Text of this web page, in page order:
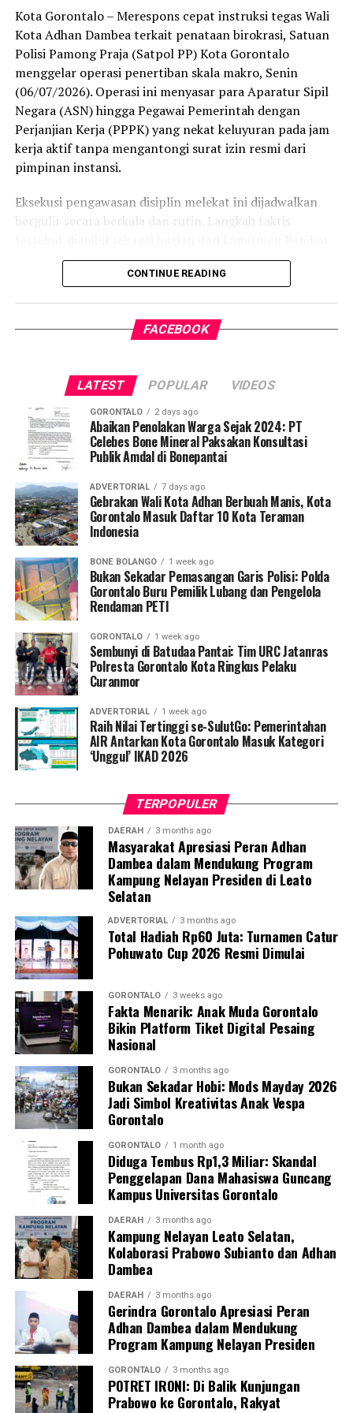
satu-satunya daerah di wilayah tersebut yang
menembus kategori “Unggul”. Sementara kabupaten lain
di Gorontalo masih berada pada kategori “Berkembang”
hingga menuju “Unggul”.
“Alhamdulillah, nilai IKAD Kota Gorontalo tercatat yang
tertinggi di kawasan SulutGo sebagaimana dipaparkan
dalam Rakorwil TPAKD,” ungkap Wawali Indra Gobel
usai kegiatan.
tingkat keterjangkauan, pemanfaatan, serta inklusivitas
Predikat “Unggul” yang diraih Pemerintahan AIR
menjadi indikator kuat atas keberhasilan pemerintah
daerah dalam mendorong masyarakat agar makin
mudah, merata, dan aman dalam mengakses berbagai
Kota Gorontalo – Merespons cepat instruksi tegas Wali
Kota Adhan Dambea terkait penataan birokrasi, Satuan
Polisi Pamong Praja (Satpol PP) Kota Gorontalo
menggelar operasi penertiban skala makro, Senin
(06/07/2026). Operasi ini menyasar para Aparatur Sipil
Negara (ASN) hingga Pegawai Pemerintah dengan
Perjanjian Kerja (PPPK) yang nekat keluyuran pada jam
kerja aktif tanpa mengantongi surat izin resmi dari
pimpinan instansi.
Eksekusi pengawasan disiplin melekat ini dijadwalkan
bergulir secara berkala dan rutin. Langkah taktis
Gorontalo dalam mengerek indeks kinerja pegawai serta
memulihkan marwah kedisiplinan korps abdi negara.
tersebut, armada penegak perda berhasil menjaring
Saat diinterogasi, keempatnya dipastikan tidak mampu
menunjukkan dokumen dispensasi atau surat izin keluar
kantor.
Operasi penyisiran bergerak mobile menyasar sejumlah
titik vital yang kerap menjadi pusat keramaian dan
perbelanjaan. Di antaranya Citimall Gorontalo,
Indogrosir, pusat perbelanjaan alat tulis Toko Ira dan
Toko Mufida, hingga beberapa rumah makan strategis di
seputaran Kota Gorontalo.
Kepala Satpol PP Kota Gorontalo Marwan Saleh
menegaskan, operasi perdana di awal pekan ini
Gorontalo guna memperketat pengawasan internal
terhadap perilaku ASN dan PPPK.
“Sesuai perintah harian Bapak Wali Kota, razia
penegakan disiplin ini akan kami gelar secara rutin dan
acak. Setiap pegawai, baik ASN maupun PPPK, yang
kedapatan berkeliaran di luar instansi saat jam kerja
tanpa melampirkan surat izin tertulis, akan langsung
kami amankan dan tertibkan ke Mako Satpol PP Kota
Gorontalo,” tegas Marwan Saleh.
Marwan berharap, shock therapy melalui razia berkala
ini mampu menumbuhkan kesadaran kolektif para
aparatur agar menghormati regulasi jam kerja, serta
tidak meninggalkan kewajiban pelayanan publik demi
kepentingan pribadi.
Terkait mekanisme penindakan, Marwan menjelaskan
bahwa para oknum yang terjaring razia tidak langsung
dijatuhi sanksi disiplin berat. Mereka terlebih dahulu
digiring ke posko untuk menjalani proses administrasi
yustisial, meliputi pembuatan Berita Acara Pemeriksaan
(BAP) lisan serta penandatanganan surat pernyataan
bermeterai untuk tidak mengulangi perbuatan tersebut.
Sebagai langkah lanjutan, draf data klinis identitas para
pegawai yang terjaring akan segera diteruskan secara
resmi ke instansi atau Organisasi Perangkat Daerah
(OPD) asal mereka sebagai bahan evaluasi dan
pembinaan internal oleh kepala dinas.
“Seluruh hasil pendataan orisinal ini akan kami kirimkan
ke instansi masing-masing hari ini juga. Selain itu, draf
laporan ini kami tembuskan langsung kepada Bapak Wali
Kota Gorontalo melalui Sekretaris Daerah sebagai
bentuk pertanggungjawaban konkret hasil razia,”
pungkas Marwan.
Melalui skema pengawasan berlapis dan berkala ini,
Pemerintah Kota Gorontalo memproyeksikan adanya
grafik kenaikan tingkat kedisiplinan aparatur. Dengan
demikian, kualitas pelayanan publik kepada masyarakat
CONTINUE READING
FACEBOOK
LATEST POPULAR VIDEOS
GORONTALO 2 days ago
Abaikan Penolakan Warga Sejak 2024: PT
Celebes Bone Mineral Paksakan Konsultasi
Publik Amdal di Bonepantai
ADVERTORIAL 7 days ago
Gebrakan Wali Kota Adhan Berbuah Manis, Kota
Gorontalo Masuk Daftar 10 Kota Teraman
Indonesia
BONE BOLANGO 1 week ago
Bukan Sekadar Pemasangan Garis Polisi: Polda
Gorontalo Buru Pemilik Lubang dan Pengelola
Rendaman PETI
GORONTALO 1 week ago
Sembunyi di Batudaa Pantai: Tim URC Jatanras
Polresta Gorontalo Kota Ringkus Pelaku
Curanmor
ADVERTORIAL 1 week ago
Raih Nilai Tertinggi se-SulutGo: Pemerintahan
AIR Antarkan Kota Gorontalo Masuk Kategori
‘Unggul’ IKAD 2026
TERPOPULER
DAERAH 3 months ago
Masyarakat Apresiasi Peran Adhan
Dambea dalam Mendukung Program
Kampung Nelayan Presiden di Leato
Selatan
ADVERTORIAL 3 months ago
Total Hadiah Rp60 Juta: Turnamen Catur
Pohuwato Cup 2026 Resmi Dimulai
GORONTALO 3 weeks ago
Fakta Menarik: Anak Muda Gorontalo
Bikin Platform Tiket Digital Pesaing
Nasional
GORONTALO 3 months ago
Bukan Sekadar Hobi: Mods Mayday 2026
Jadi Simbol Kreativitas Anak Vespa
Gorontalo
GORONTALO 1 month ago
Diduga Tembus Rp1,3 Miliar: Skandal
Penggelapan Dana Mahasiswa Guncang
Kampus Universitas Gorontalo
DAERAH 3 months ago
Kampung Nelayan Leato Selatan,
Kolaborasi Prabowo Subianto dan Adhan
Dambea
DAERAH 3 months ago
Gerindra Gorontalo Apresiasi Peran
Adhan Dambea dalam Mendukung
Program Kampung Nelayan Presiden
GORONTALO 3 months ago
POTRET IRONI: Di Balik Kunjungan
Prabowo ke Gorontalo, Rakyat